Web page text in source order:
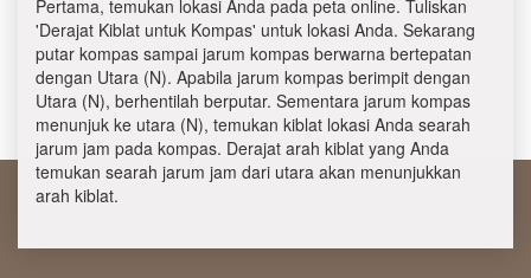
Pertama, temukan lokasi Anda pada peta online. Tuliskan
'Derajat Kiblat untuk Kompas' untuk lokasi Anda. Sekarang
putar kompas sampai jarum kompas berwarna bertepatan
dengan Utara (N). Apabila jarum kompas berimpit dengan
Utara (N), berhentilah berputar. Sementara jarum kompas
menunjuk ke utara (N), temukan kiblat lokasi Anda searah
jarum jam pada kompas. Derajat arah kiblat yang Anda
temukan searah jarum jam dari utara akan menunjukkan
arah kiblat.